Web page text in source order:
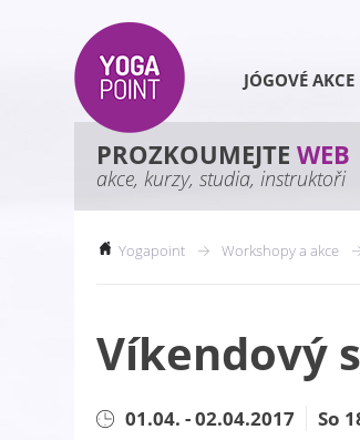
JÓGOVÉ AKCE
PROZKOUMEJTE WEB
akce, kurzy, studia, instruktoři
Yogapoint Workshopy a akce
Víkendový
01.04. - 02.04.2017 So